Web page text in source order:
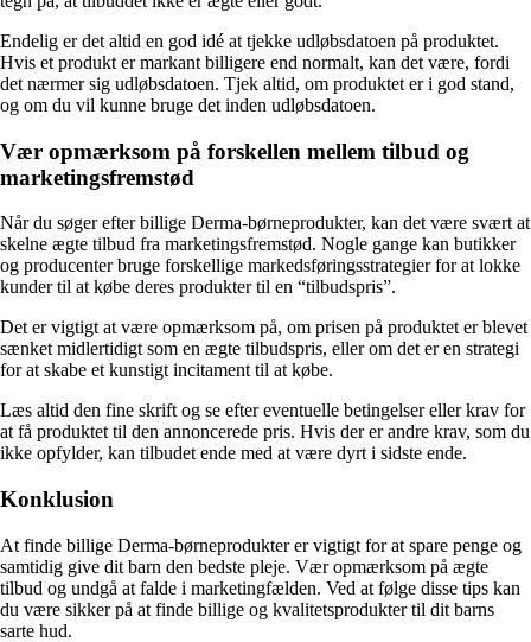
Endelig er det altid en god idé at tjekke udløbsdatoen på produktet.
Hvis et produkt er markant billigere end normalt, kan det være, fordi
det nærmer sig udløbsdatoen. Tjek altid, om produktet er i god stand,
og om du vil kunne bruge det inden udløbsdatoen.
Vær opmærksom på forskellen mellem tilbud og
marketingsfremstød
Når du søger efter billige Derma-børneprodukter, kan det være svært at
skelne ægte tilbud fra marketingsfremstød. Nogle gange kan butikker
og producenter bruge forskellige markedsføringsstrategier for at lokke
kunder til at købe deres produkter til en “tilbudspris”.
Det er vigtigt at være opmærksom på, om prisen på produktet er blevet
sænket midlertidigt som en ægte tilbudspris, eller om det er en strategi
for at skabe et kunstigt incitament til at købe.
Læs altid den fine skrift og se efter eventuelle betingelser eller krav for
at få produktet til den annoncerede pris. Hvis der er andre krav, som du
ikke opfylder, kan tilbudet ende med at være dyrt i sidste ende.
Konklusion
At finde billige Derma-børneprodukter er vigtigt for at spare penge og
samtidig give dit barn den bedste pleje. Vær opmærksom på ægte
tilbud og undgå at falde i marketingfælden. Ved at følge disse tips kan
du være sikker på at finde billige og kvalitetsprodukter til dit barns
sarte hud.